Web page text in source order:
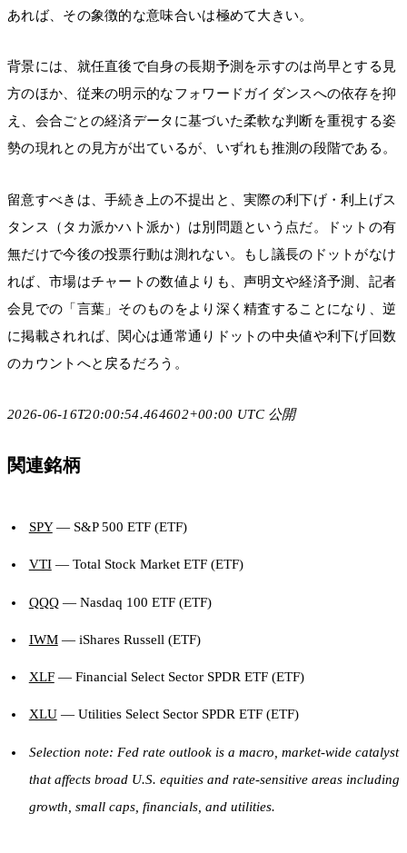
あれば、その象徴的な意味合いは極めて大きい。
背景には、就任直後で自身の長期予測を示すのは尚早とする見
方のほか、従来の明示的なフォワードガイダンスへの依存を抑
え、会合ごとの経済データに基づいた柔軟な判断を重視する姿
勢の現れとの見方が出ているが、いずれも推測の段階である。
留意すべきは、手続き上の不提出と、実際の利下げ・利上げス
タンス（タカ派かハト派か）は別問題という点だ。ドットの有
無だけで今後の投票行動は測れない。もし議長のドットがなけ
れば、市場はチャートの数値よりも、声明文や経済予測、記者
会見での「言葉」そのものをより深く精査することになり、逆
に掲載されれば、関心は通常通りドットの中央値や利下げ回数
のカウントへと戻るだろう。
2026-06-16T20:00:54.464602+00:00 UTC 公開
関連銘柄
SPY— S&P 500 ETF (ETF)
VTI— Total Stock Market ETF (ETF)
QQQ— Nasdaq 100 ETF (ETF)
IWM— iShares Russell (ETF)
XLF— Financial Select Sector SPDR ETF (ETF)
XLU— Utilities Select Sector SPDR ETF (ETF)
Selection note: Fed rate outlook is a macro, market-wide catalyst
that affects broad U.S. equities and rate-sensitive areas including
growth, small caps, financials, and utilities.